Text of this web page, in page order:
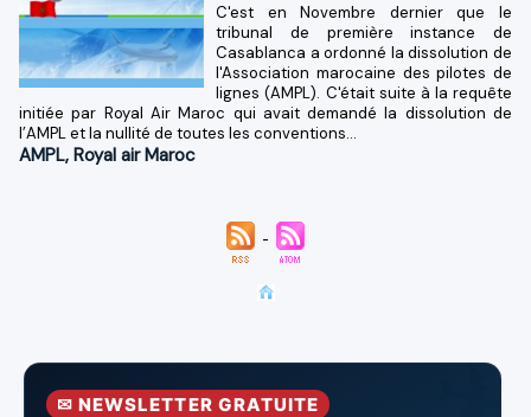
C'est en Novembre dernier que le
tribunal de première instance de
Casablanca a ordonné la dissolution de
l'Association marocaine des pilotes de
lignes (AMPL). C'était suite à la requête
initiée par Royal Air Maroc qui avait demandé la dissolution de
l’AMPL et la nullité de toutes les conventions...
AMPL, Royal air Maroc
✉ NEWSLETTER GRATUITE